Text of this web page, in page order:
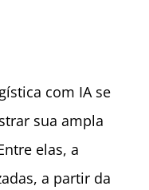
com IA se
sua ampla
elas, a
a partir da